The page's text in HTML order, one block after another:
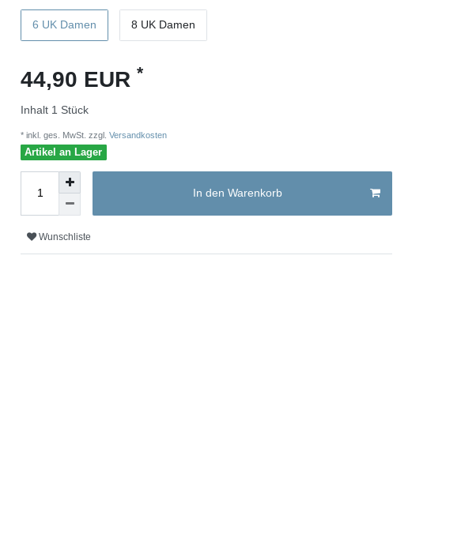
6 UK Damen 8 UK Damen
44,90 EUR *
Inhalt 1 Stück
* inkl. ges. MwSt. zzgl. Versandkosten
Artikel an Lager
In den Warenkorb
Wunschliste